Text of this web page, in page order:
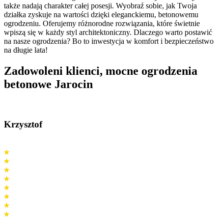
także nadają charakter całej posesji. Wyobraź sobie, jak Twoja
działka zyskuje na wartości dzięki eleganckiemu, betonowemu
ogrodzeniu. Oferujemy różnorodne rozwiązania, które świetnie
wpiszą się w każdy styl architektoniczny. Dlaczego warto postawić
na nasze ogrodzenia? Bo to inwestycja w komfort i bezpieczeństwo
na długie lata!
Zadowoleni klienci, mocne ogrodzenia
betonowe Jarocin
Krzysztof